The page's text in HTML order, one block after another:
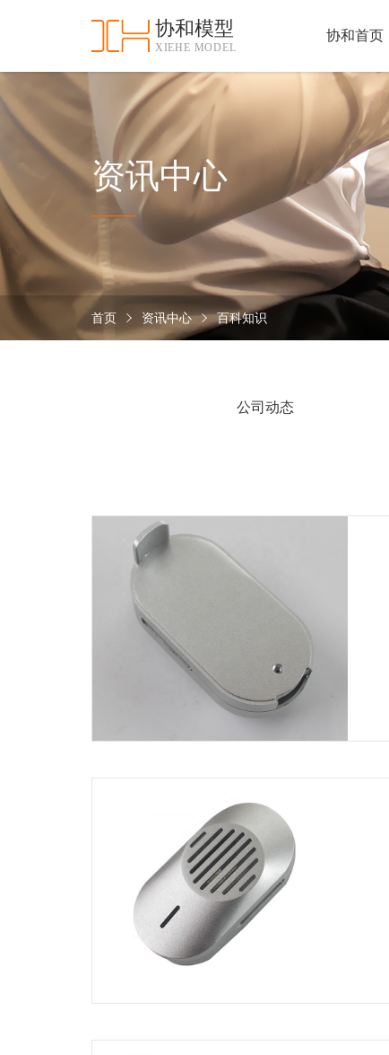
协和模型
XIEHE MODEL
协和首页
资讯中心
首页 资讯中心 百科知识
公司动态
和
首
页
手
型
资
认
加
实
保
密
施